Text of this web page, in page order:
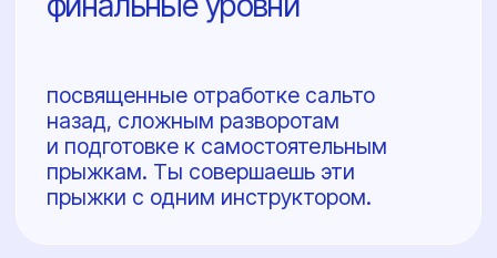
ИП Скляренко Олеся Владимировна
БИК: 044525104
Корреспондентский счёт: